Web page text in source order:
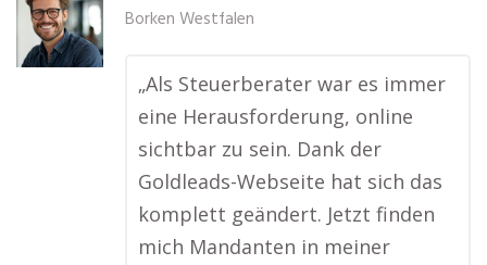
Borken Westfalen
„Als Steuerberater war es immer
eine Herausforderung, online
sichtbar zu sein. Dank der
Goldleads-Webseite hat sich das
komplett geändert. Jetzt finden
mich Mandanten in meiner